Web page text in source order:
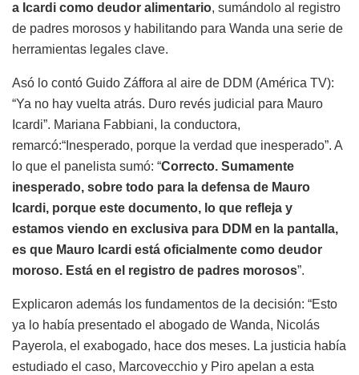
a Icardi como deudor alimentario, sumándolo al registro
de padres morosos y habilitando para Wanda una serie de
herramientas legales clave.
Asó lo contó Guido Záffora al aire de DDM (América TV):
“Ya no hay vuelta atrás. Duro revés judicial para Mauro
Icardi”. Mariana Fabbiani, la conductora,
remarcó:“Inesperado, porque la verdad que inesperado”. A
lo que el panelista sumó: “Correcto. Sumamente
inesperado, sobre todo para la defensa de Mauro
Icardi, porque este documento, lo que refleja y
estamos viendo en exclusiva para DDM en la pantalla,
es que Mauro Icardi está oficialmente como deudor
moroso. Está en el registro de padres morosos”.
Explicaron además los fundamentos de la decisión: “Esto
ya lo había presentado el abogado de Wanda, Nicolás
Payerola, el exabogado, hace dos meses. La justicia había
estudiado el caso, Marcovecchio y Piro apelan a esta